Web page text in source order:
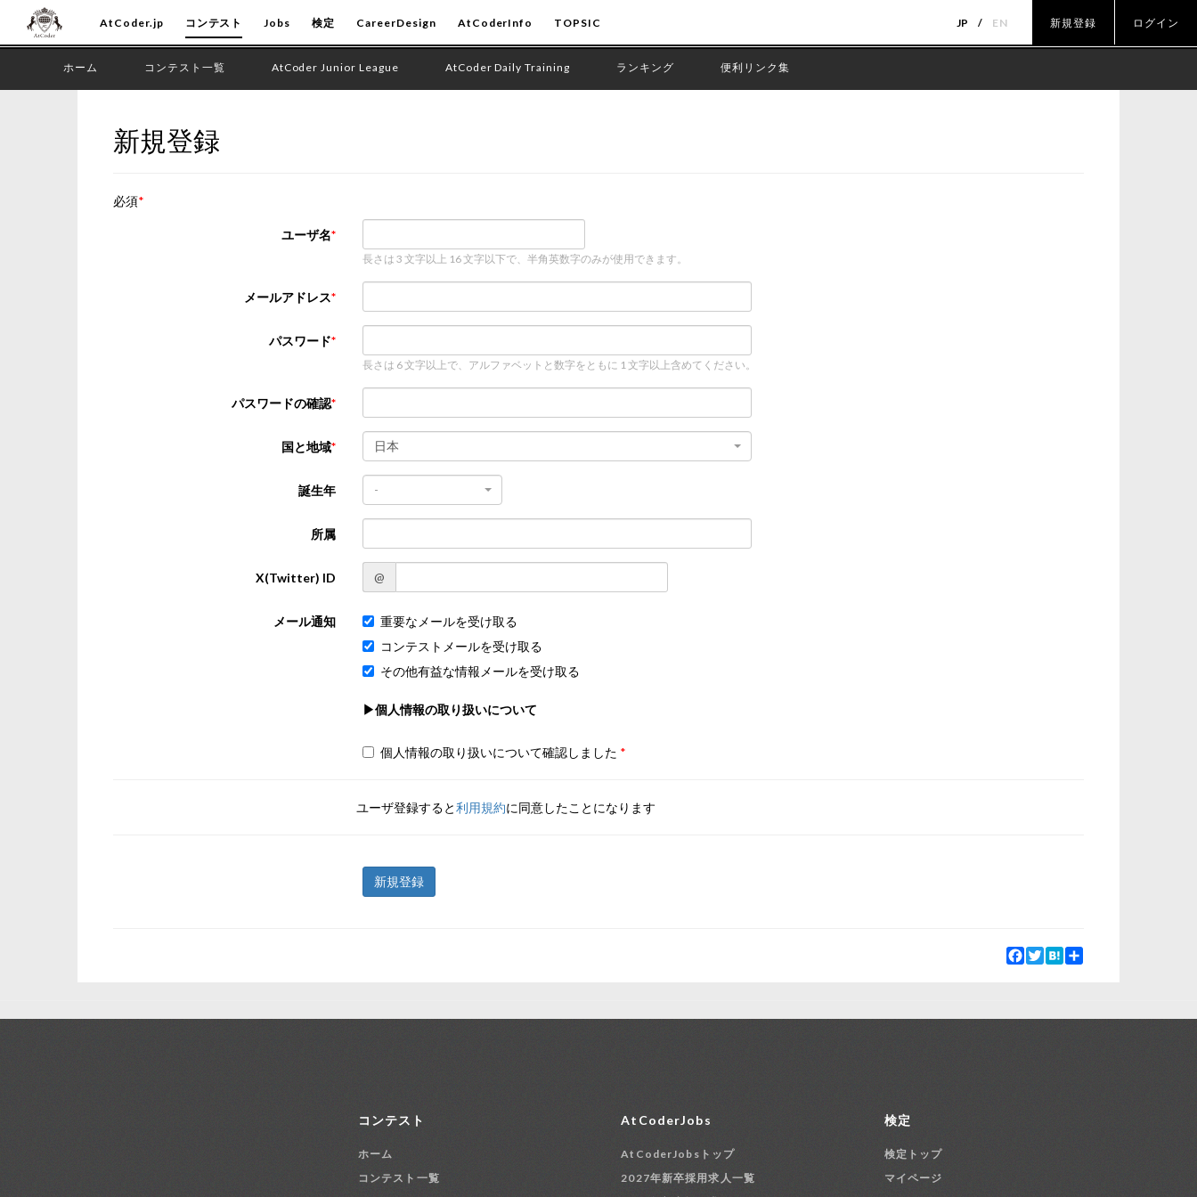
AtCoder.jp コンテスト Jobs 検定 CareerDesign AtCoderInfo TOPSIC JP EN 新規登録 ログイン
ホーム コンテスト一覧 AtCoder Junior League AtCoder Daily Training ランキング 便利リンク集
新規登録
必須
ユーザ名
長さは 3 文字以上 16 文字以下で、半角英数字のみが使用できます。
メールアドレス
パスワード
長さは 6 文字以上で、アルファベットと数字をともに 1 文字以上含めてください。
パスワードの確認
国と地域 日本
誕生年 -
所属
X(Twitter) ID @
メール通知
重要なメールを受け取る
コンテストメールを受け取る
その他有益な情報メールを受け取る
▶個人情報の取り扱いについて
個人情報の取り扱いについて確認しました
ユーザ登録すると利用規約に同意したことになります
新規登録
Facebook
Twitter
Hatena
コンテスト
ホーム
コンテスト一覧
AtCoderJobs
AtCoderJobsトップ
2027年新卒採用求人一覧
検定
検定トップ
マイページ